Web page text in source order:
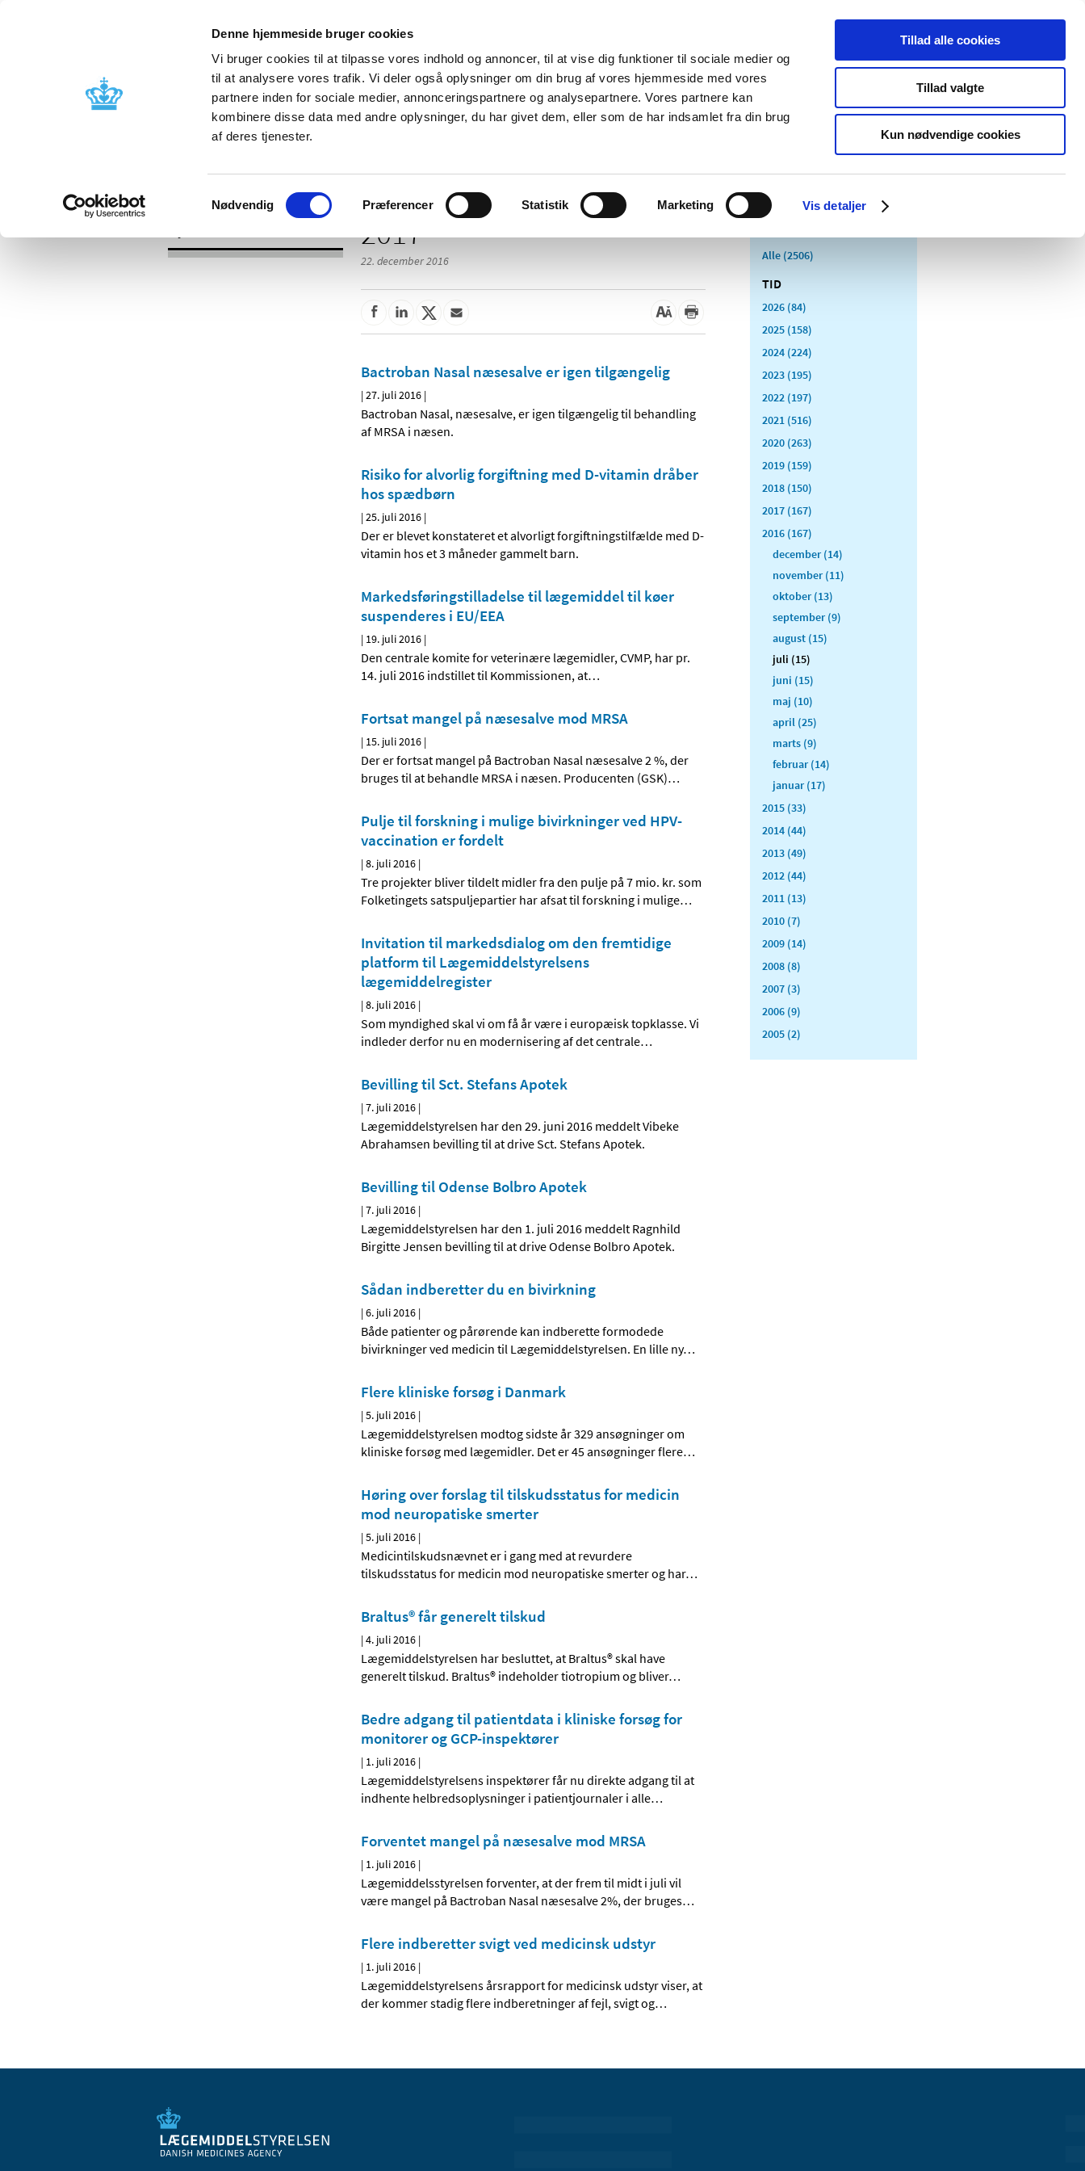
Denne hjemmeside bruger cookies
Vi bruger cookies til at tilpasse vores indhold og annoncer, til at vise dig funktioner til sociale medier og
til at analysere vores trafik. Vi deler også oplysninger om din brug af vores hjemmeside med vores
partnere inden for sociale medier, annonceringspartnere og analysepartnere. Vores partnere kan
kombinere disse data med andre oplysninger, du har givet dem, eller som de har indsamlet fra din brug
af deres tjenester.
Samtykkevalg
Nødvendig Præferencer Statistik Marketing Vis detaljer
Tillad alle cookies
Tillad valgte
Kun nødvendige cookies
Nyheder Om os Kontakt Udgivelser
Godkendelse og
Bivirkninger og
produktinformation
Tilskud og
Apoteker og salg af
Medicinsk
Særlige
produktområder
2017
22. december 2016
Bactroban Nasal næsesalve er igen tilgængelig
|27. juli 2016 |
Bactroban Nasal, næsesalve, er igen tilgængelig til behandling
af MRSA i næsen.
Risiko for alvorlig forgiftning med D-vitamin dråber
hos spædbørn
|25. juli 2016 |
Der er blevet konstateret et alvorligt forgiftningstilfælde med D-
vitamin hos et 3 måneder gammelt barn.
Markedsføringstilladelse til lægemiddel til køer
suspenderes i EU/EEA
| 19. juli 2016 |
Den centrale komite for veterinære lægemidler, CVMP, har pr.
14. juli 2016 indstillet til Kommissionen, at…
Fortsat mangel på næsesalve mod MRSA
| 15. juli 2016 |
Der er fortsat mangel på Bactroban Nasal næsesalve 2 %, der
bruges til at behandle MRSA i næsen. Producenten (GSK)…
Pulje til forskning i mulige bivirkninger ved HPV-
vaccination er fordelt
|8. juli 2016 |
Tre projekter bliver tildelt midler fra den pulje på 7 mio. kr. som
Folketingets satspuljepartier har afsat til forskning i mulige…
Invitation til markedsdialog om den fremtidige
platform til Lægemiddelstyrelsens
lægemiddelregister
|8. juli 2016 |
Som myndighed skal vi om få år være i europæisk topklasse. Vi
indleder derfor nu en modernisering af det centrale…
Bevilling til Sct. Stefans Apotek
|7. juli 2016 |
Lægemiddelstyrelsen har den 29. juni 2016 meddelt Vibeke
Abrahamsen bevilling til at drive Sct. Stefans Apotek.
Bevilling til Odense Bolbro Apotek
|7. juli 2016 |
Lægemiddelstyrelsen har den 1. juli 2016 meddelt Ragnhild
Birgitte Jensen bevilling til at drive Odense Bolbro Apotek.
Sådan indberetter du en bivirkning
|6. juli 2016 |
Både patienter og pårørende kan indberette formodede
bivirkninger ved medicin til Lægemiddelstyrelsen. En lille ny…
Flere kliniske forsøg i Danmark
|5. juli 2016 |
Lægemiddelstyrelsen modtog sidste år 329 ansøgninger om
kliniske forsøg med lægemidler. Det er 45 ansøgninger flere…
Høring over forslag til tilskudsstatus for medicin
mod neuropatiske smerter
|5. juli 2016 |
Medicintilskudsnævnet er i gang med at revurdere
tilskudsstatus for medicin mod neuropatiske smerter og har…
Braltus® får generelt tilskud
|4. juli 2016 |
Lægemiddelstyrelsen har besluttet, at Braltus® skal have
generelt tilskud. Braltus® indeholder tiotropium og bliver…
Bedre adgang til patientdata i kliniske forsøg for
monitorer og GCP-inspektører
| 1. juli 2016 |
Lægemiddelstyrelsens inspektører får nu direkte adgang til at
indhente helbredsoplysninger i patientjournaler i alle…
Forventet mangel på næsesalve mod MRSA
| 1. juli 2016 |
Lægemiddelsstyrelsen forventer, at der frem til midt i juli vil
være mangel på Bactroban Nasal næsesalve 2%, der bruges…
Flere indberetter svigt ved medicinsk udstyr
| 1. juli 2016 |
Lægemiddelstyrelsens årsrapport for medicinsk udstyr viser, at
der kommer stadig flere indberetninger af fejl, svigt og…
Alle (2506)
TID
2026 (84)
2025 (158)
2024 (224)
2023 (195)
2022 (197)
2021 (516)
2020 (263)
2019 (159)
2018 (150)
2017 (167)
2016 (167)
december (14)
november (11)
oktober (13)
september (9)
august (15)
juli (15)
juni (15)
maj (10)
april (25)
marts (9)
februar (14)
januar (17)
2015 (33)
2014 (44)
2013 (49)
2012 (44)
2011 (13)
2010 (7)
2009 (14)
2008 (8)
2007 (3)
2006 (9)
2005 (2)